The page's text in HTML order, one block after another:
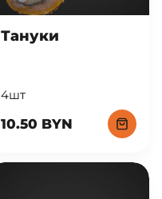
Тануки
4шт
10.50 BYN